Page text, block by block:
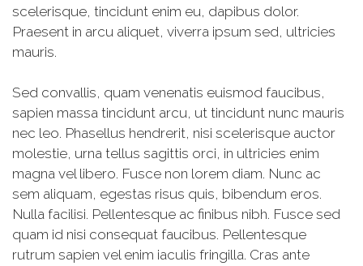
scelerisque, tincidunt enim eu, dapibus dolor.
Praesent in arcu aliquet, viverra ipsum sed, ultricies
mauris.
Sed convallis, quam venenatis euismod faucibus,
sapien massa tincidunt arcu, ut tincidunt nunc mauris
nec leo. Phasellus hendrerit, nisi scelerisque auctor
molestie, urna tellus sagittis orci, in ultricies enim
magna vel libero. Fusce non lorem diam. Nunc ac
sem aliquam, egestas risus quis, bibendum eros.
Nulla facilisi. Pellentesque ac finibus nibh. Fusce sed
quam id nisi consequat faucibus. Pellentesque
rutrum sapien vel enim iaculis fringilla. Cras ante